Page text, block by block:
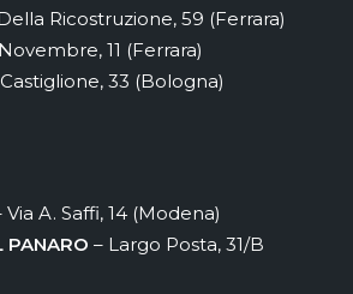
Ricostruzione, 59 (Ferrara)
11 (Ferrara)
33 (Bologna)
Via A. Saffi, 14 (Modena)
PANARO – Largo Posta, 31/B